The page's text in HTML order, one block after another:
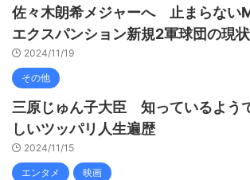
佐々木朗希メジャーへ 止まらない
エクスパンション新規2軍球団の現
2024/11/19
その他
三原じゅん子大臣 知っているよ
しいツッパリ人生遍歴
2024/11/15
エンタメ 映画